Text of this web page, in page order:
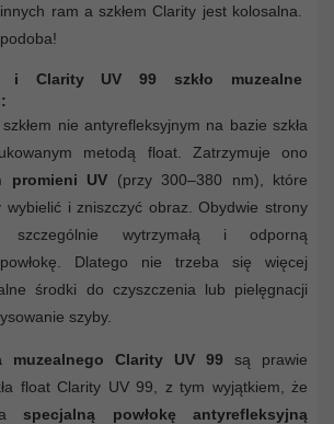
ram a szkłem Clarity jest kolosalna.
i Clarity UV 99 szkło muzealne
nie antyrefleksyjnym na bazie szkła
metodą float. Zatrzymuje ono
promieni UV (przy 300–380 nm), które
wybielić i zniszczyć obraz. Obydwie strony
szczególnie wytrzymałą i odporną
Dlatego nie trzeba się więcej
środki do czyszczenia lub pielęgnacji
szyby.
muzealnego Clarity UV 99 są prawie
float Clarity UV 99, z tym wyjątkiem, że
specjalną powłokę antyrefleksyjną